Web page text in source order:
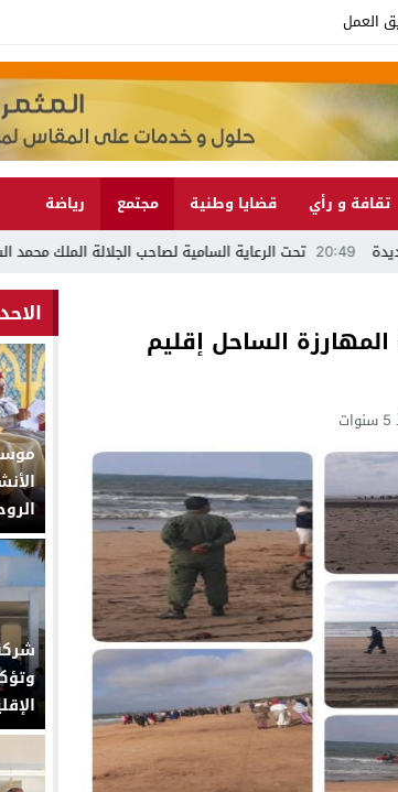
العمل
تقافة و رأي قضايا وطنية مجتمع
رياضة
تحت الرعاية السامية لصاحب الجلالة الملك محمد السادس نصره الله موسم مولاي عبد الله أمغار
الساحل إقليم